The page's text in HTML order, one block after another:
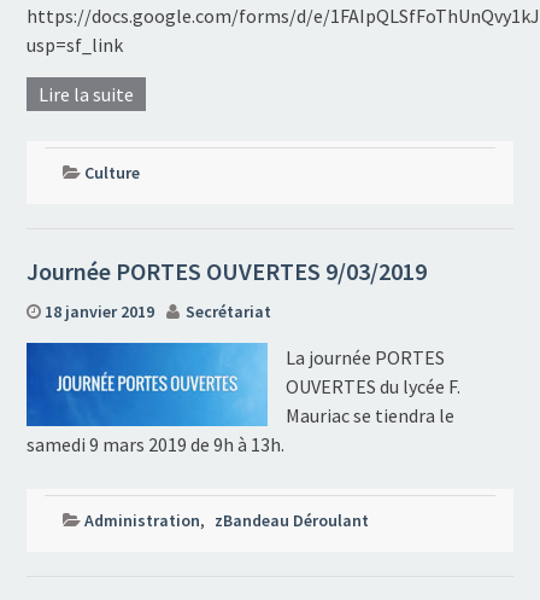
https://docs.google.com/forms/d/e/
usp=sf_link
Lire la suite
Culture
Journée PORTES OUVERTES 9/03/2019
18 janvier 2019 Secrétariat
La journée PORTES
OUVERTES du lycée F.
Mauriac se tiendra le
samedi 9 mars 2019 de 9h à 13h.
Administration, zBandeau Déroulant